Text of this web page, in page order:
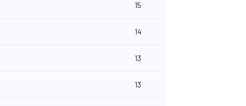
15
14
13
13